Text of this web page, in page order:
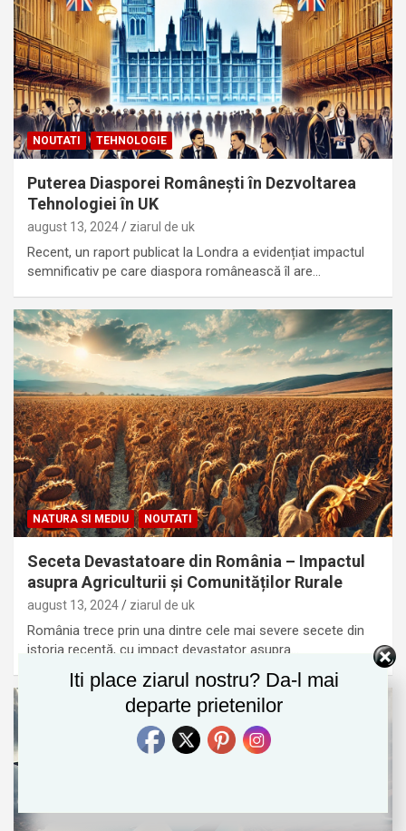
NOUTATI TEHNOLOGIE
Puterea Diasporei Românești în Dezvoltarea
Tehnologiei în UK
august 13, 2024 ziarul de uk
Recent, un raport publicat la Londra a evidențiat impactul
semnificativ pe care diaspora românească îl are…
NATURA SI MEDIU NOUTATI
Seceta Devastatoare din România – Impactul
asupra Agriculturii și Comunităților Rurale
august 13, 2024 ziarul de uk
România trece prin una dintre cele mai severe secete din
istoria recentă, cu impact devastator asupra…
Iti place ziarul nostru? Da-l mai
departe prietenilor